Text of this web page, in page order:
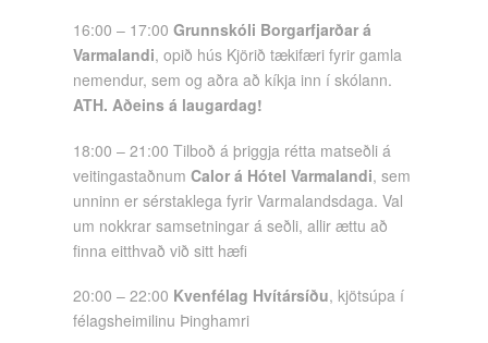
16:00 – 17:00Grunnskóli Borgarfjarðar á
Varmalandi, opið hús Kjörið tækifæri fyrir gamla
nemendur, sem og aðra að kíkja inn í skólann.
ATH. Aðeins á laugardag!
18:00 – 21:00 Tilboð á þriggja rétta matseðli á
veitingastaðnumCalor á Hótel Varmalandi, sem
unninn er sérstaklega fyrir Varmalandsdaga. Val
um nokkrar samsetningar á seðli, allir ættu að
finna eitthvað við sitt hæfi
20:00 – 22:00 Kvenfélag Hvítársíðu, kjötsúpa í
félagsheimilinu Þinghamri